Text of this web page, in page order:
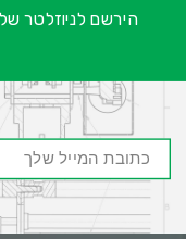
הירשם לניוזלטר